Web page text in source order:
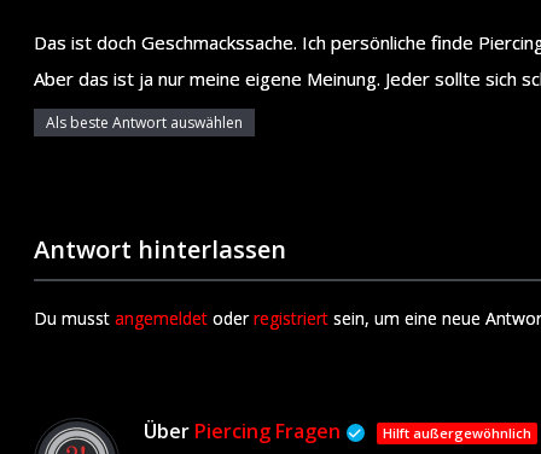
Das ist doch Geschmackssache. Ich persönliche finde
Aber das ist ja nur meine eigene Meinung. Jeder sollte sich
Als beste Antwort auswählen
Antwort hinterlassen
Du musst angemeldet oderregistriert sein, um eine neue
Über Piercing Fragen Hilft außergewöhnlich